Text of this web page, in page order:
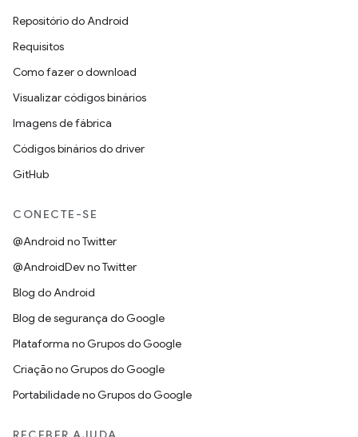
Repositório do Android
Requisitos
Como fazer o download
Visualizar códigos binários
Imagens de fábrica
Códigos binários do driver
GitHub
CONECTE-SE
@Android no Twitter
@AndroidDev no Twitter
Blog do Android
Blog de segurança do Google
Plataforma no Grupos do Google
Criação no Grupos do Google
Portabilidade no Grupos do Google